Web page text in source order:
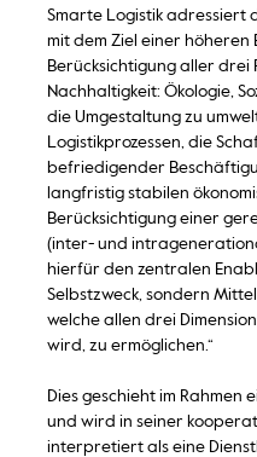
Smarte Logistik adressiert
mit dem Ziel einer höheren
Berücksichtigung aller drei
Nachhaltigkeit: Ökologie,
die Umgestaltung zu
Logistikprozessen, die
befriedigender
langfristig stabilen
Berücksichtigung einer
(inter- und
hierfür den zentralen
Selbstzweck, sondern
welche allen drei
wird, zu ermöglichen.“
Dies geschieht im Rahmen
und wird in seiner
interpretiert als eine